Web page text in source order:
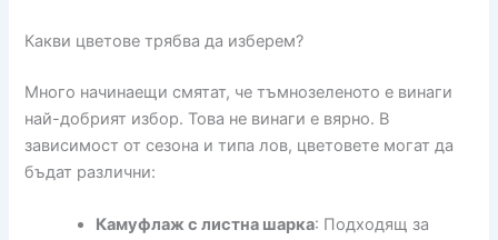
Какви цветове трябва да изберем?
Много начинаещи смятат, че тъмнозеленото е винаги
най-добрият избор. Това не винаги е вярно. В
зависимост от сезона и типа лов, цветовете могат да
бъдат различни:
Камуфлаж с листна шарка: Подходящ за